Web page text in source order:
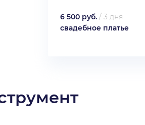
6 500 руб. / 3 дня
свадебное платье